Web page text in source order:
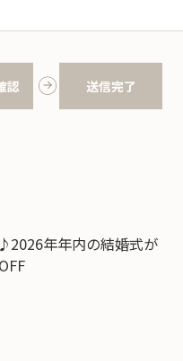
認 送信完了
年年内の結婚式が